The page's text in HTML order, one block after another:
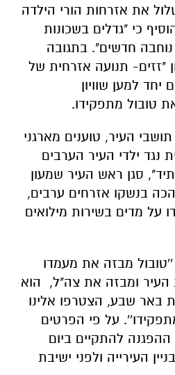
את אזרחות הורי הילדה
כי "גדלים בשכונות
נוחבה חדשים". בתגובה
"זזים- תנועה אזרחית של
יחד למען שוויון
טובול מתפקידו.
העיר, טוענים מארגני
ילדי העיר הערבים
סגן ראש העיר שמעון
בנשקו אזרחים ערבים,
על מדים בשירות מילואים
''טובול מבזה את מעמדו
העיר ומבזה את צה"ל, הוא
באר שבע, הצטרפו אלינו
על פי הפרטים
ההפגנה להתקיים ביום
העירייה ולפני ישיבת